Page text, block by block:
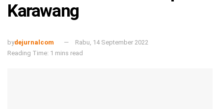
Karawang
bydejurnalcom
Rabu, 14 September 2022
Reading Time: 1 mins read